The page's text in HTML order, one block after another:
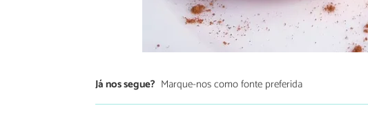
Já nos segue? Marque-nos como fonte preferida